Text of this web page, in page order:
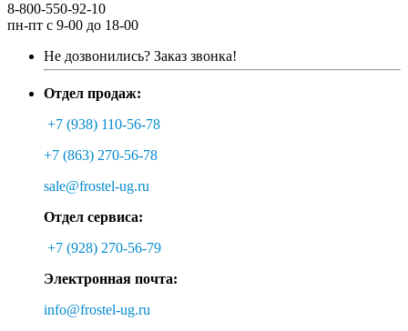
8-800-550-92-10
пн-пт с 9-00 до 18-00
Не дозвонились? Заказ звонка!
Отдел продаж:
+7 (938) 110-56-78
+7 (863) 270-56-78
sale@frostel-ug.ru
Отдел сервиса:
+7 (928) 270-56-79
Электронная почта:
info@frostel-ug.ru